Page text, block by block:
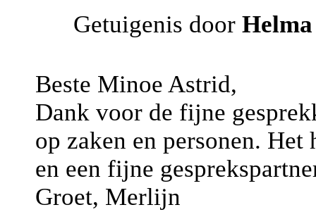
Getuigenis door
Beste Minoe Astrid,
Dank voor de fijne
op zaken en personen.
en een fijne
Groet, Merlijn